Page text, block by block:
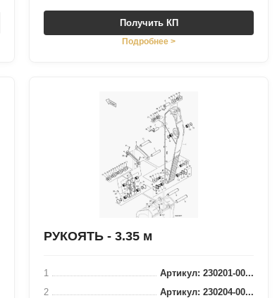
Получить КП
Подробнее >
РУКОЯТЬ - 3.35 м
1
Артикул: 230201-00...
2
Артикул: 230204-00...